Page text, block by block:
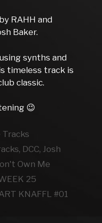
RAHH and
Baker.
synths and
timeless track is
classic.
😉
Tracks
, DCC, Josh
Own Me
25
KNAFFL #01